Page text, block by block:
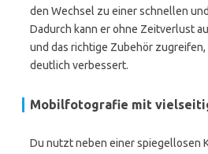
den Wechsel zu einer schnellen
Dadurch kann er ohne Zeitverlust
und das richtige Zubehör
deutlich verbessert.
Mobilfotografie mit
Du nutzt neben einer spiegellosen